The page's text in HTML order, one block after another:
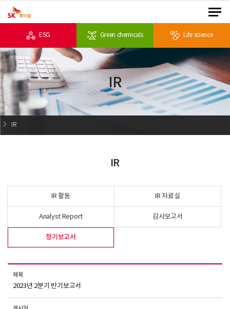
ESG Green chemicals Life science
IR
IR
IR
IR 활동 IR 자료실
Analyst Report 감사보고서
정기보고서
제목
2023년 2분기 반기보고서